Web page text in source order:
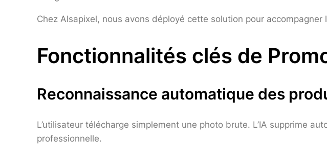
Chez Alsapixel, nous avons déployé cette solution pour
Fonctionnalités clés de
Reconnaissance automatique des
L’utilisateur télécharge simplement une photo brute. L’IA supprime
professionnelle.